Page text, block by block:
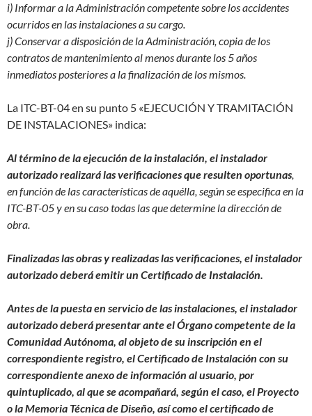
i) Informar a la Administración competente sobre los accidentes
ocurridos en las instalaciones a su cargo.
j) Conservar a disposición de la Administración, copia de los
contratos de mantenimiento al menos durante los 5 años
inmediatos posteriores a la finalización de los mismos.
La ITC-BT-04 en su punto 5 «EJECUCIÓN Y TRAMITACIÓN
DE INSTALACIONES» indica:
Al término de la ejecución de la instalación, el instalador
autorizado realizará las verificaciones que resulten oportunas,
en función de las características de aquélla, según se especifica en la
ITC-BT-05 y en su caso todas las que determine la dirección de
obra.
Finalizadas las obras y realizadas las verificaciones, el instalador
autorizado deberá emitir un Certificado de Instalación.
Antes de la puesta en servicio de las instalaciones, el instalador
autorizado deberá presentar ante el Órgano competente de la
Comunidad Autónoma, al objeto de su inscripción en el
correspondiente registro, el Certificado de Instalación con su
correspondiente anexo de información al usuario, por
quintuplicado, al que se acompañará, según el caso, el Proyecto
o la Memoria Técnica de Diseño, así como el certificado de